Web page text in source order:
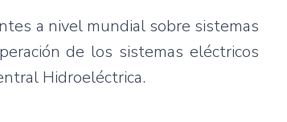
a nivel mundial sobre sistemas
de los sistemas eléctricos
Hidroeléctrica.